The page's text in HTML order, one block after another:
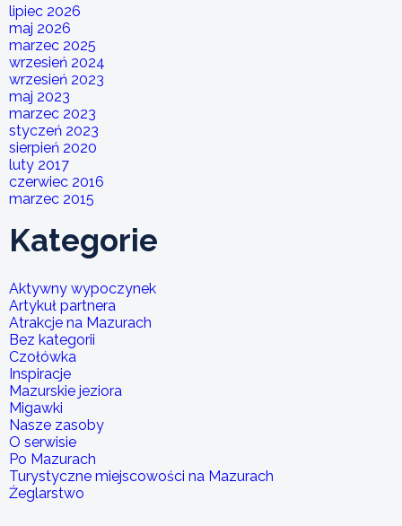
lipiec 2026
maj 2026
marzec 2025
wrzesień 2024
wrzesień 2023
maj 2023
marzec 2023
styczeń 2023
sierpień 2020
luty 2017
czerwiec 2016
marzec 2015
Kategorie
Aktywny wypoczynek
Artykuł partnera
Atrakcje na Mazurach
Bez kategorii
Czołówka
Inspiracje
Mazurskie jeziora
Migawki
Nasze zasoby
O serwisie
Po Mazurach
Turystyczne miejscowości na Mazurach
Żeglarstwo